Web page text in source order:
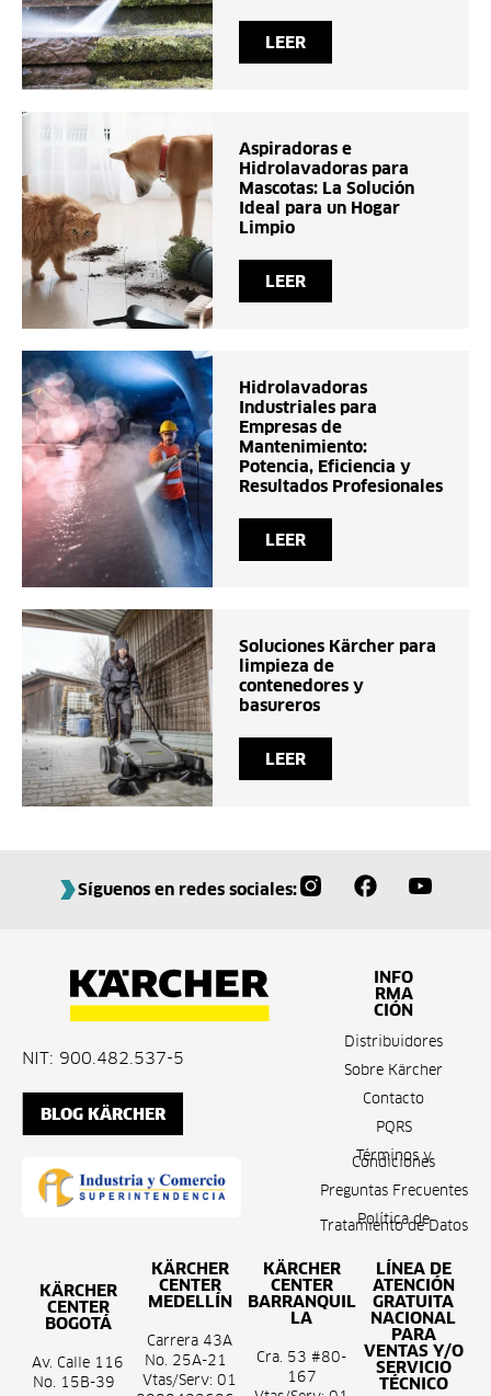
LEER
Aspiradoras e
Hidrolavadoras para
Mascotas: La Solución
Ideal para un Hogar
Limpio
LEER
Hidrolavadoras
Industriales para
Empresas de
Mantenimiento:
Potencia, Eficiencia y
Resultados Profesionales
LEER
Soluciones Kärcher para
limpieza de
contenedores y
basureros
LEER
Síguenos en redes sociales:
NIT: 900.482.537-5
BLOG KÄRCHER
INFO
RMA
CIÓN
Distribuidores
Sobre Kärcher
Contacto
PQRS
Términos y
Condiciones
Preguntas Frecuentes
Política de
Tratamiento de Datos
KÄRCHER
CENTER
BOGOTÁ
Av. Calle 116
No. 15B-39
KÄRCHER
CENTER
MEDELLÍN
Carrera 43A
No. 25A-21
Vtas/Serv: 01
KÄRCHER
CENTER
BARRANQUIL
LA
Cra. 53 #80-
167
LÍNEA DE
ATENCIÓN
GRATUITA
NACIONAL
PARA
VENTAS Y/O
SERVICIO
TÉCNICO